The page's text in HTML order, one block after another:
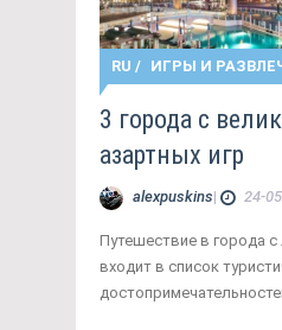
RU / ИГРЫ И
3 города с
азартных игр
alexpuskins| 24-
Путешествие в города
входит в список